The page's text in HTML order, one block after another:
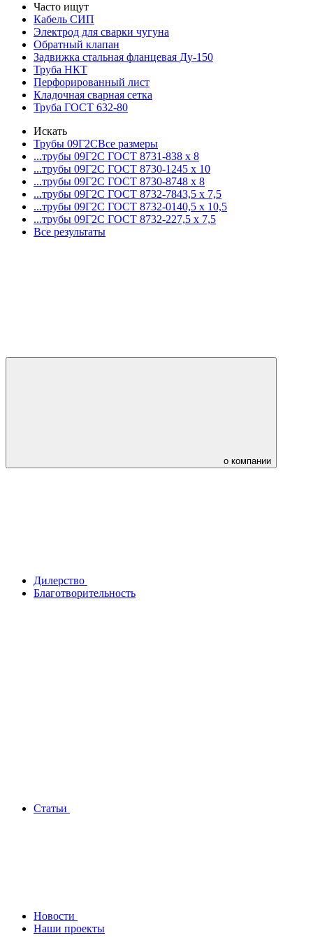
Часто ищут
Кабель СИП
Электрод для сварки чугуна
Обратный клапан
Задвижка стальная фланцевая Ду-150
Труба НКТ
Перфорированный лист
Кладочная сварная сетка
Труба ГОСТ 632-80
Искать
Трубы 09Г2СВсе размеры
...трубы 09Г2С ГОСТ 8731-838 x 8
...трубы 09Г2С ГОСТ 8730-1245 x 10
...трубы 09Г2С ГОСТ 8730-8748 x 8
...трубы 09Г2С ГОСТ 8732-7843,5 x 7,5
...трубы 09Г2С ГОСТ 8732-0140,5 x 10,5
...трубы 09Г2С ГОСТ 8732-227,5 x 7,5
Все результаты
о компании
Дилерство
Благотворительность
Статьи
Новости
Наши проекты